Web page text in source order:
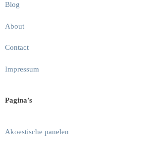
Blog
About
Contact
Impressum
Pagina’s
Akoestische panelen